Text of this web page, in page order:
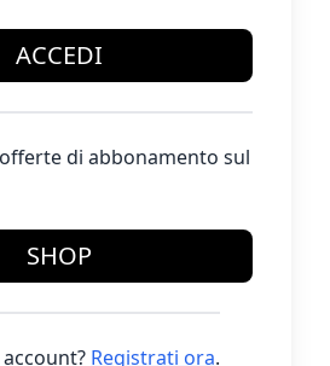
ACCEDI
di abbonamento sul
SHOP
Registrati ora.